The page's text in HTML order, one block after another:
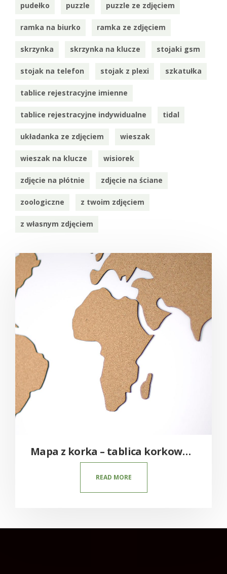
pudełko puzzle puzzle ze zdjęciem
ramka na biurko ramka ze zdjęciem
skrzynka skrzynka na klucze stojaki gsm
stojak na telefon stojak z plexi szkatułka
tablice rejestracyjne imienne
tablice rejestracyjne indywidualne tidal
układanka ze zdjęciem wieszak
wieszak na klucze wisiorek
zdjęcie na płótnie zdjęcie na ściane
zoologiczne z twoim zdjęciem
z własnym zdjęciem
Mapa z korka – tablica korkowa na ścianę
READ MORE